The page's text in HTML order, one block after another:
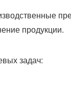
продукции.
задач: